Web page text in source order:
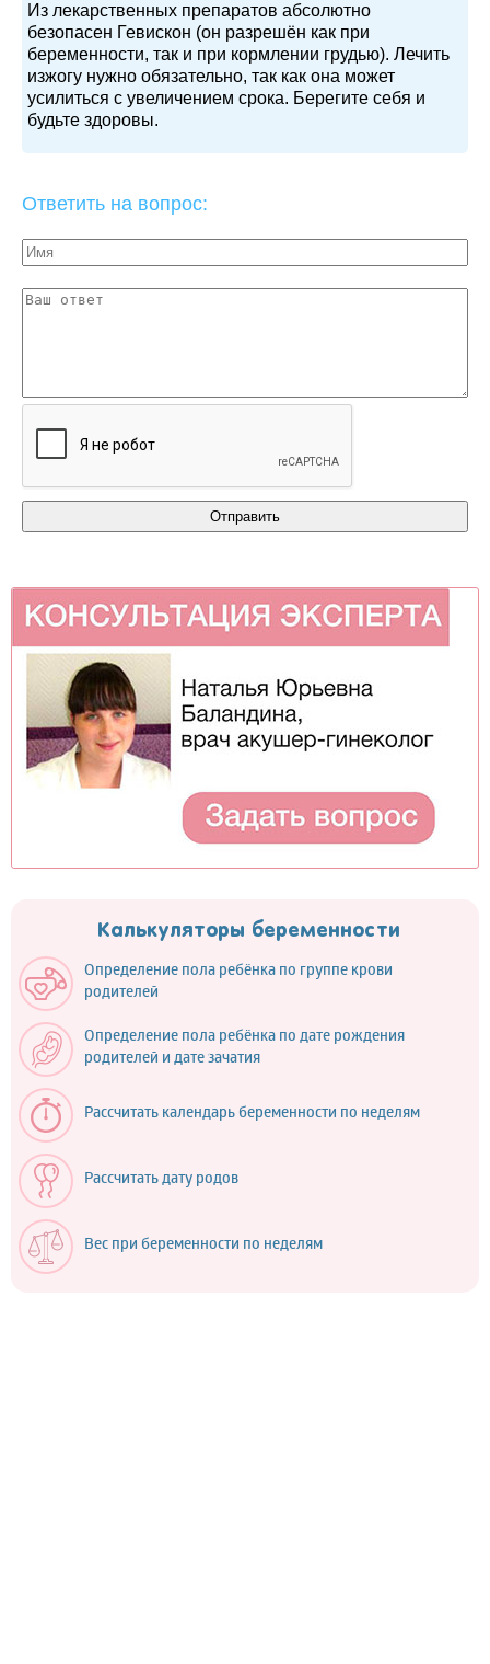
Из лекарственных препаратов абсолютно
безопасен Гевискон (он разрешён как при
беременности, так и при кормлении грудью). Лечить
изжогу нужно обязательно, так как она может
усилиться с увеличением срока. Берегите себя и
будьте здоровы.
Ответить на вопрос:
Калькуляторы беременности
Определение пола ребёнка по группе крови
родителей
Определение пола ребёнка по дате рождения
родителей и дате зачатия
Рассчитать календарь беременности по неделям
Рассчитать дату родов
Вес при беременности по неделям